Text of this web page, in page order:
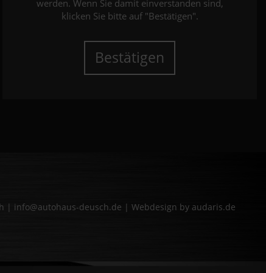
werden. Wenn Sie damit einverstanden sind,
klicken Sie bitte auf "Bestätigen".
Bestätigen
| info@autohaus-deusch.de | Webdesign by audaris.de